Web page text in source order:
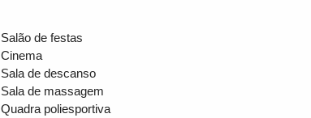
Salão de festas
Cinema
Sala de descanso
Sala de massagem
Quadra poliesportiva